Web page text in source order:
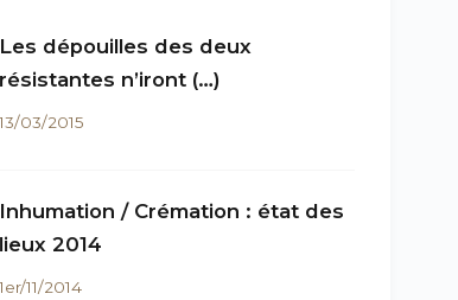
Les dépouilles des deux
résistantes n’iront (…)
13/03/2015
Inhumation / Crémation : état des
lieux 2014
1er/11/2014